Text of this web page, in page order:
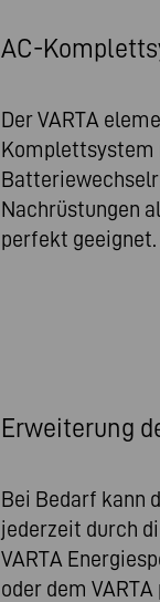
AC-
Der VARTA
Nachrüstungen
perfekt geeignet.
Erweiterung
Bei Bedarf kann
jederzeit durch
VARTA
oder dem